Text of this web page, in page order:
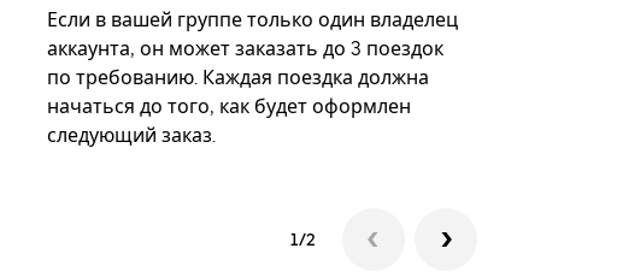
Если в вашей группе только один владелец
аккаунта, он может заказать до 3 поездок
по требованию. Каждая поездка должна
начаться до того, как будет оформлен
следующий заказ.
1/2